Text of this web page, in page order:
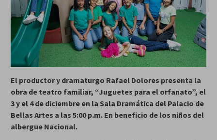
El productor y dramaturgo Rafael Dolores presenta la
obra de teatro familiar, “Juguetes para el orfanato”, el
3 y el 4 de diciembre en la Sala Dramática del Palacio de
Bellas Artes a las 5:00 p.m. En beneficio de los niños del
albergue Nacional.